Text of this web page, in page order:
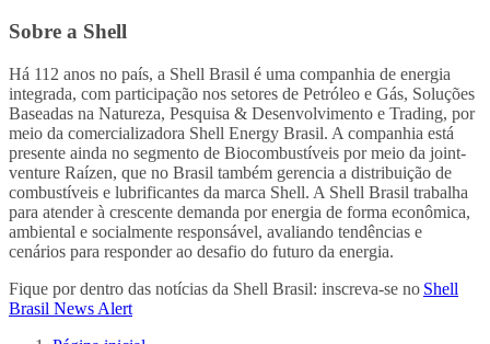
Sobre a Shell
Há 112 anos no país, a Shell Brasil é uma companhia de energia
integrada, com participação nos setores de Petróleo e Gás, Soluções
Baseadas na Natureza, Pesquisa & Desenvolvimento e Trading, por
meio da comercializadora Shell Energy Brasil. A companhia está
presente ainda no segmento de Biocombustíveis por meio da joint-
venture Raízen, que no Brasil também gerencia a distribuição de
combustíveis e lubrificantes da marca Shell. A Shell Brasil trabalha
para atender à crescente demanda por energia de forma econômica,
ambiental e socialmente responsável, avaliando tendências e
cenários para responder ao desafio do futuro da energia.
Fique por dentro das notícias da Shell Brasil: inscreva-se no Shell
Brasil News Alert